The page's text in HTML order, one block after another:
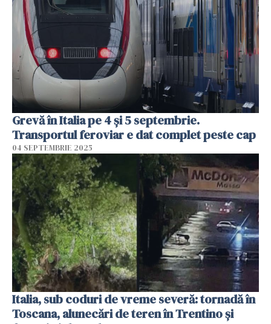
Grevă în Italia pe 4 și 5 septembrie.
Transportul feroviar e dat complet peste cap
04 SEPTEMBRIE 2025
Italia, sub coduri de vreme severă: tornadă în
Toscana, alunecări de teren în Trentino și